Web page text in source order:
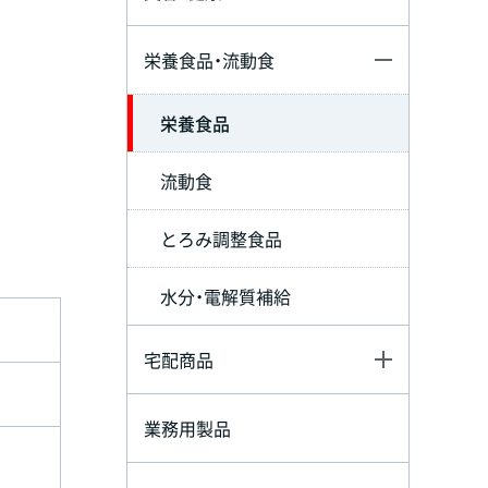
栄養食品・流動食
栄養食品
流動食
とろみ調整食品
水分・電解質補給
宅配商品
業務用製品